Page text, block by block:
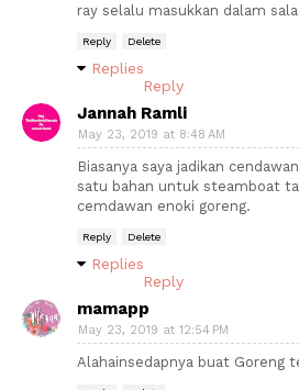
ray selalu masukkan dalam
Reply Delete
Replies
Reply
Jannah Ramli
May 23, 2019 at 8:48 AM
Biasanya saya jadikan
satu bahan untuk steamboat
cemdawan enoki goreng.
Reply Delete
Replies
Reply
mamapp
May 23, 2019 at 12:54 PM
Alahainsedapnya buat Goreng